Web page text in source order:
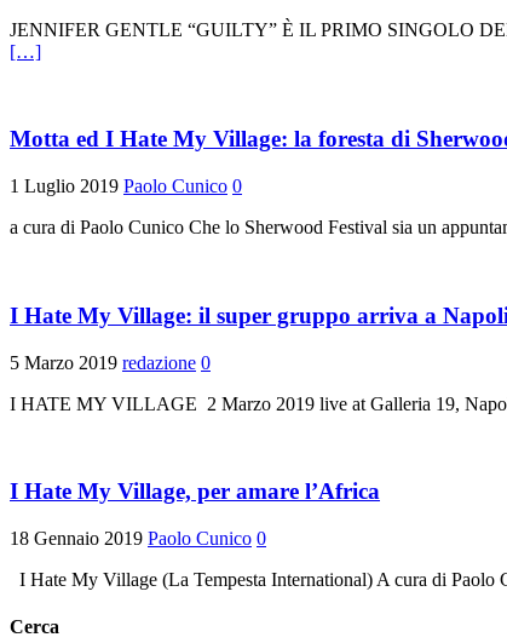
JENNIFER GENTLE “GUILTY” È IL PRIMO SINGOLO
[…]
Motta ed I Hate My Village: la foresta di
1 Luglio 2019 Paolo Cunico 0
a cura di Paolo Cunico Che lo Sherwood Festival sia un
I Hate My Village: il super gruppo arriva a
5 Marzo 2019 redazione 0
I HATE MY VILLAGE 2 Marzo 2019 live at Galleria 19,
I Hate My Village, per amare l’Africa
18 Gennaio 2019 Paolo Cunico 0
I Hate My Village (La Tempesta International) A cura di
Cerca